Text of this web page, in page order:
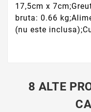
17,5cm x
bruta: 0.66
(nu este
8 ALTE